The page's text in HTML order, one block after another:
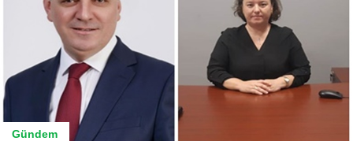
Gündem